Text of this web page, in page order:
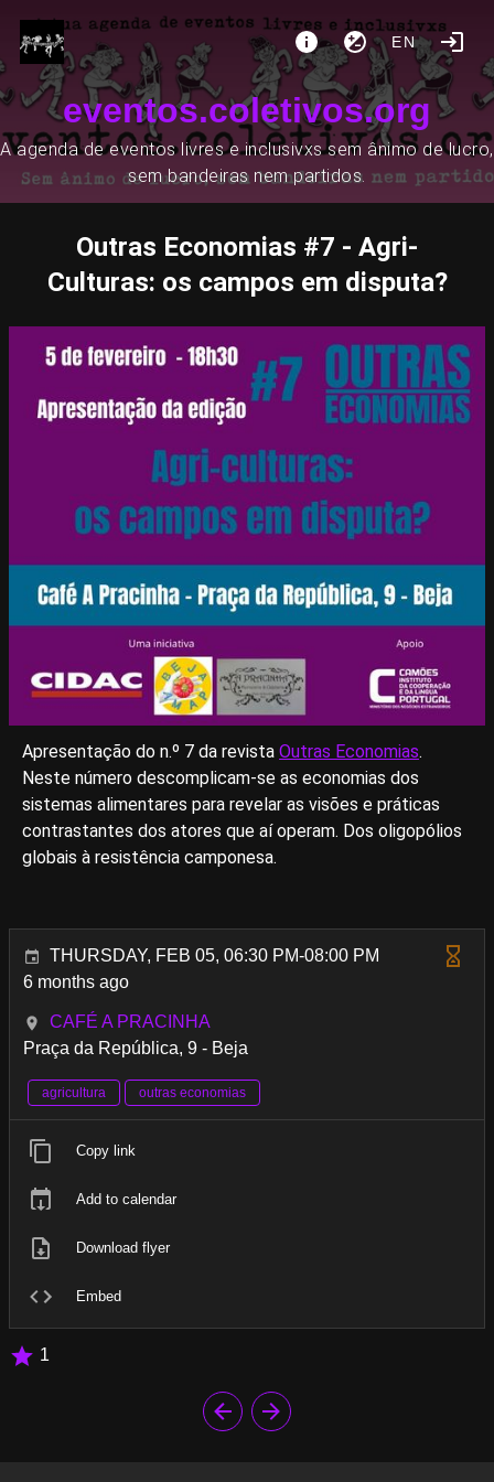
EN
eventos.coletivos.org
A agenda de eventos livres e inclusivxs sem ânimo de lucro,
sem bandeiras nem partidos.
Outras Economias #7 - Agri-
Culturas: os campos em disputa?
Apresentação do n.º 7 da revista Outras Economias.
Neste número descomplicam-se as economias dos
sistemas alimentares para revelar as visões e práticas
contrastantes dos atores que aí operam. Dos oligopólios
globais à resistência camponesa.
THURSDAY, FEB 05, 06:30 PM-08:00 PM
6 months ago
CAFÉ A PRACINHA
Praça da República, 9 - Beja
agricultura outras economias
Copy link
Add to calendar
Download flyer
Embed
1